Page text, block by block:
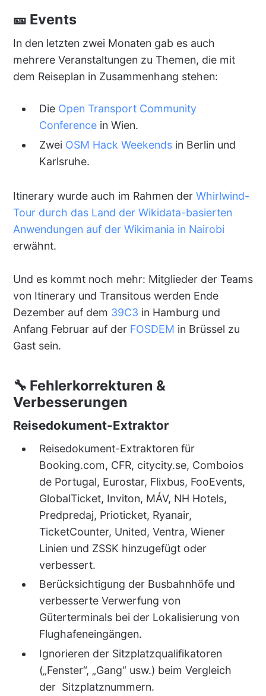
🎫 Events
In den letzten zwei Monaten gab es auch
mehrere Veranstaltungen zu Themen, die mit
dem Reiseplan in Zusammenhang stehen:
Die Open Transport Community
Conferencein Wien.
Zwei OSM Hack Weekendsin Berlin und
Karlsruhe.
Itinerary wurde auch im Rahmen der Whirlwind-
Tour durch das Land der Wikidata-basierten
Anwendungen auf der Wikimania in Nairobi
erwähnt.
Und es kommt noch mehr: Mitglieder der Teams
von Itinerary und Transitous werden Ende
Dezember auf dem 39C3 in Hamburg und
Anfang Februar auf der FOSDEM in Brüssel zu
Gast sein.
🔧 Fehlerkorrekturen &
Verbesserungen
Reisedokument-Extraktor
Reisedokument-Extraktoren für
Booking.com, CFR, citycity.se, Comboios
de Portugal, Eurostar, Flixbus, FooEvents,
GlobalTicket, Inviton, MÁV, NH Hotels,
Predpredaj, Prioticket, Ryanair,
TicketCounter, United, Ventra, Wiener
Linien und ZSSK hinzugefügt oder
verbessert.
Berücksichtigung der Busbahnhöfe und
verbesserte Verwerfung von
Güterterminals bei der Lokalisierung von
Flughafeneingängen.
Ignorieren der Sitzplatzqualifikatoren
(„Fenster“, „Gang“ usw.) beim Vergleich
der Sitzplatznummern.